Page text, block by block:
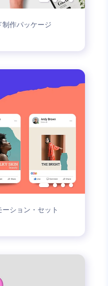
作パッケージ
ション・セット